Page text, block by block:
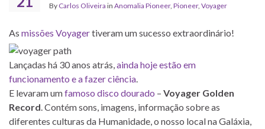
By Carlos Oliveira in Anomalia Pioneer, Pioneer, Voyager
As missões Voyagertiveram um sucesso extraordinário!
Lançadas há 30 anos atrás,ainda hoje estão em
funcionamento e a fazer ciência.
E levaram umfamoso disco dourado – Voyager Golden
Record. Contém sons, imagens, informação sobre as
diferentes culturas da Humanidade, o nosso local na Galáxia,